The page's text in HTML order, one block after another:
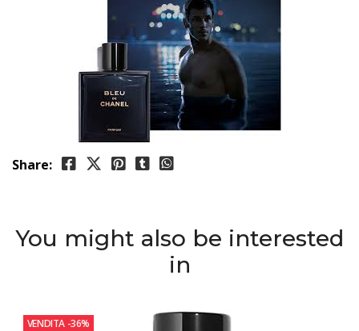
Share:
You might also be interested
in
VENDITA -36%